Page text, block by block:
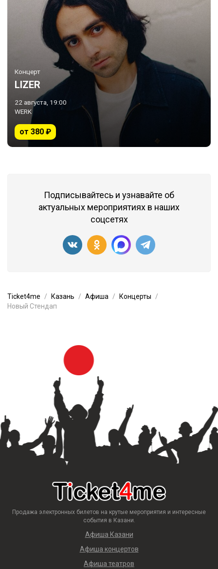
Концерт
LIZER
22 августа, 19:00
WERK
от 380 ₽
Подписывайтесь и узнавайте об
актуальных мероприятиях в наших
соцсетях
Ticket4me Казань Афиша
Концерты
Новый Стендап
Продажа электронных билетов на крутые мероприятия и интересные
события в Казани.
Афиша Казани
Афиша концертов
Афиша театров